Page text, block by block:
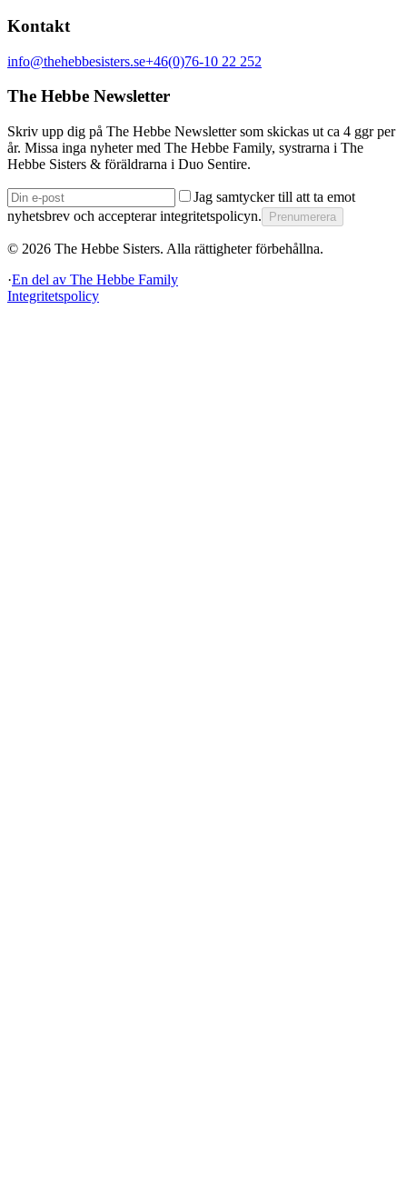
Kontakt
info@thehebbesisters.se+46(0)76-10 22 252
The Hebbe Newsletter
Skriv upp dig på The Hebbe Newsletter som skickas ut ca 4 ggr per
år. Missa inga nyheter med The Hebbe Family, systrarna i The
Hebbe Sisters & föräldrarna i Duo Sentire.
Jag samtycker till att ta emot
nyhetsbrev och accepterar integritetspolicyn.
Prenumerera
© 2026 The Hebbe Sisters. Alla rättigheter förbehållna.
·En del av The Hebbe Family
Integritetspolicy